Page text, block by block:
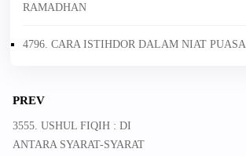
RAMADHAN
4796. CARA ISTIHDOR DALAM NIAT PUASA
PREV
3555. USHUL FIQIH : DI
ANTARA SYARAT-SYARAT